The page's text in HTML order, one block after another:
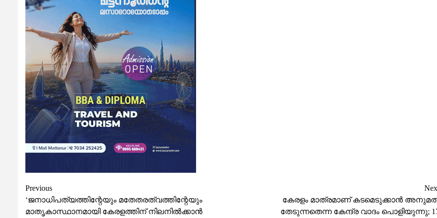
Post
navigation
Previous
‘ജനാധിപത്യത്തിന്റേയും മതേതരത്വത്തിന്റേയും
മാതൃകാസ്ഥാനമായി കേരളത്തിന് നിലനിൽക്കാൻ
കേരളം മാത്രമാണ് കടമെടുക്കാൻ
തേടുന്നതെന്ന കേന്ദ്ര വാദം പൊളിയുന്നു;